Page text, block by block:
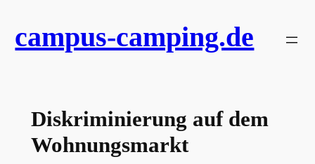
Inhalt
springen
campus-camping.de
Diskriminierung auf dem
Wohnungsmarkt